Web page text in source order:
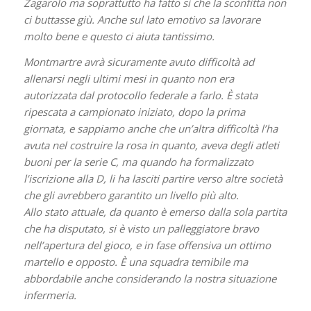
Zagarolo ma soprattutto ha fatto si che la sconfitta non
ci buttasse giù. Anche sul lato emotivo sa lavorare
molto bene e questo ci aiuta tantissimo.
Montmartre avrà sicuramente avuto difficoltà ad
allenarsi negli ultimi mesi in quanto non era
autorizzata dal protocollo federale a farlo. È stata
ripescata a campionato iniziato, dopo la prima
giornata, e sappiamo anche che un’altra difficoltà l’ha
avuta nel costruire la rosa in quanto, aveva degli atleti
buoni per la serie C, ma quando ha formalizzato
l’iscrizione alla D, li ha lasciti partire verso altre società
che gli avrebbero garantito un livello più alto.
Allo stato attuale, da quanto è emerso dalla sola partita
che ha disputato, si è visto un palleggiatore bravo
nell’apertura del gioco, e in fase offensiva un ottimo
martello e opposto. È una squadra temibile ma
abbordabile anche considerando la nostra situazione
infermeria.